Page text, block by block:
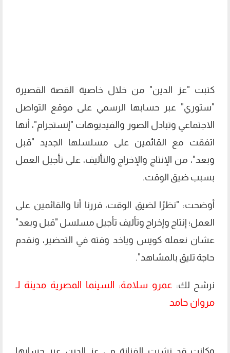
كتبت "عز الدين" من خلال خاصية القصة القصيرة
"ستوري" عبر حسابها الرسمي على موقع التواصل
الاجتماعي وتبادل الصور والفيديوهات "إنستجرام"، أنها
اتفقت مع القائمين على مسلسلها الجديد "قبل
وبعد"، من الإنتاج والإخراج والتأليف، على تأجيل العمل
بسبب ضيق الوقت.
أوضحت: "نظرًا لضيق الوقت، قررنا أنا والقائمين على
العمل؛ إنتاج وإخراج وتأليف تأجيل مسلسل "قبل وبعد"
عشان نعمله كويس وياخد وقته في التحضير، ونقدم
حاجة تليق بالمشاهد".
نرشح لك: عمرو سلامة: السينما المصرية مدينة لـ
مروان حامد
وكانت قد نشرت الفنانة مي عز الدين عبر حسابها